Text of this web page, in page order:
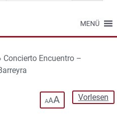
MENÜ
Concierto Encuentro –
Vorlesen
AAA